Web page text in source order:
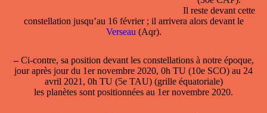
Il reste devant cette
constellation jusqu’au 16 février ; il arrivera alors devant le
Verseau(Aqr).
–Ci-contre, sa position devant les constellations à notre époque,
jour après jour du 1er novembre 2020, 0h TU (10e SCO) au 24
avril 2021, 0h TU (5e TAU) (grille équatoriale)
les planètes sont positionnées au 1er novembre 2020.